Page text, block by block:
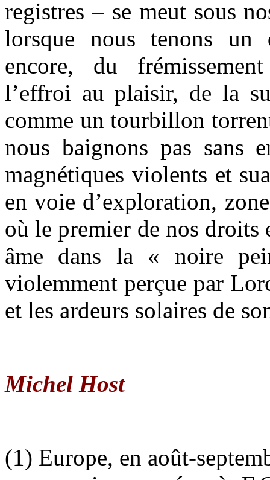
registres – se meut sous
lorsque nous tenons un
encore, du
l’effroi au plaisir, de la
comme un tourbillon
nous baignons pas sans
magnétiques violents et
en voie d’exploration,
où le premier de nos droits
âme dans la « noire
violemment perçue par
et les ardeurs solaires de
Michel Host
(1) Europe, en août-